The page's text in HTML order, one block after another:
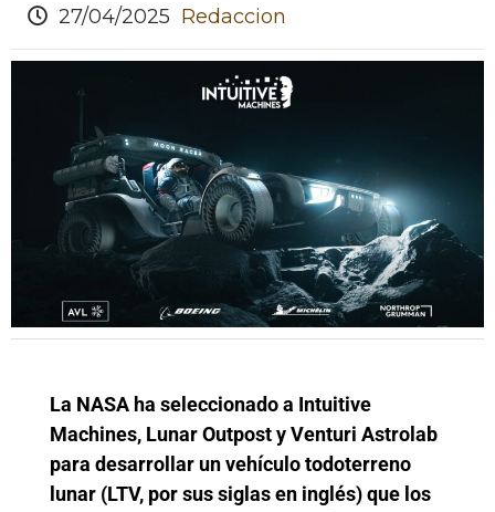
27/04/2025 Redaccion
La NASA ha seleccionado a Intuitive
Machines, Lunar Outpost y Venturi Astrolab
para desarrollar un vehículo todoterreno
lunar (LTV, por sus siglas en inglés) que los